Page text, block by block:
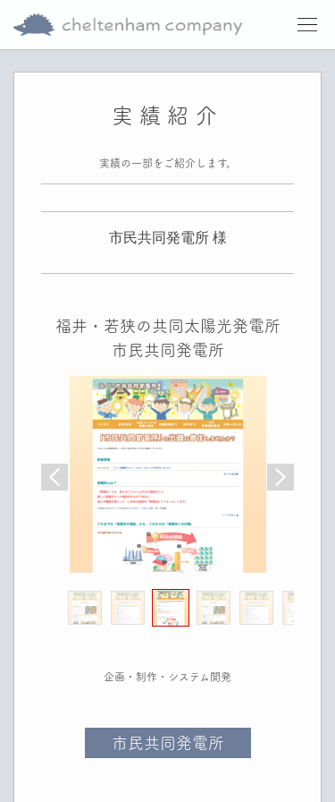
実績紹介
実績の一部をご紹介します。
市民共同発電所 様
福井・若狭の共同太陽光発電所
市民共同発電所
企画・制作・システム開発
市民共同発電所